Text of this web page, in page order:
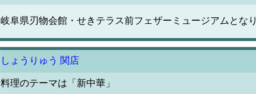
岐阜県刃物会館・せきテラス前フェザーミュージアムとなり
しょうりゅう 関店
料理のテーマは「新中華」